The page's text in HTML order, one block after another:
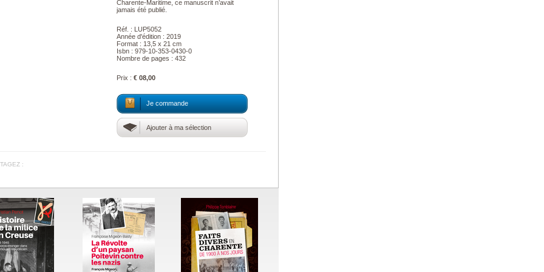
Charente-Maritime, ce manuscrit n’avait
jamais été publié.
Réf. : LUP5052
Année d'édition : 2019
Format : 13,5 x 21 cm
Isbn : 979-10-353-0430-0
Nombre de pages : 432
Prix : € 08,00
Je commande
Ajouter à ma sélection
: